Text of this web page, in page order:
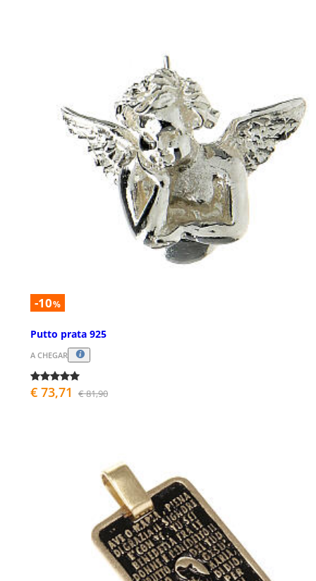
-10%
Putto prata 925
A CHEGAR
€ 73,71 € 81,90